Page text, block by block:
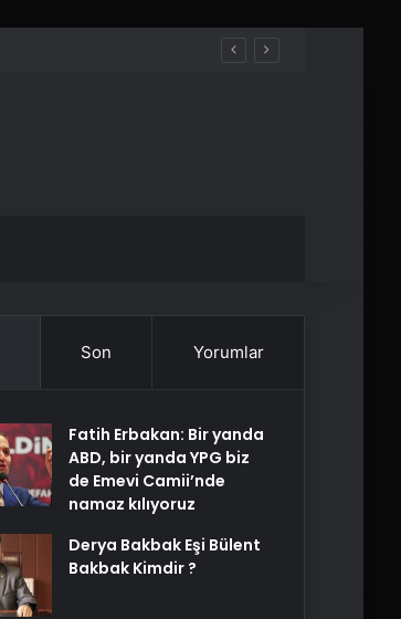
Son Yorumlar
Fatih Erbakan: Bir yanda
ABD, bir yanda YPG biz
de Emevi Camii’nde
namaz kılıyoruz
Derya Bakbak Eşi Bülent
Bakbak Kimdir ?